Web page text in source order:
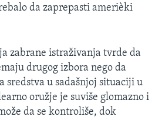
da zaprepasti amerièki
zabrane istraživanja tvrde da
drugog izbora nego da
sredstva u sadašnjoj situaciji u
oružje je suviše glomazno i
da se kontroliše, dok